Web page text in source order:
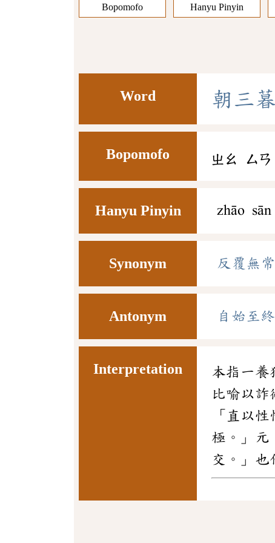
Bopomofo Hanyu Pinyin
Word 朝 三
Bopomofo ㄓㄠ ㄙㄢ
Hanyu Pinyin zhāo
Synonym 反覆無常
Antonym 自始至終
Interpretation
本指一養
比喻以詐
「直以
極。」元
交。」也